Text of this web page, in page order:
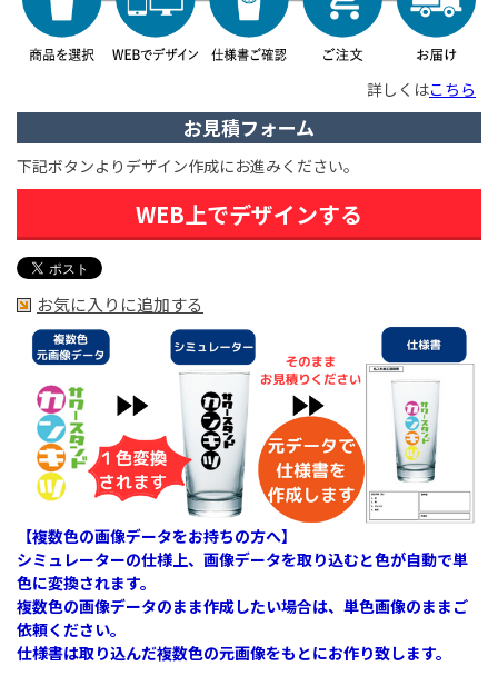
詳しくはこちら
お見積フォーム
下記ボタンよりデザイン作成にお進みください。
WEB上でデザインする
お気に入りに追加する
【複数色の画像データをお持ちの方へ】
シミュレーターの仕様上、画像データを取り込むと色が自動で単
色に変換されます。
複数色の画像データのまま作成したい場合は、単色画像のままご
依頼ください。
仕様書は取り込んだ複数色の元画像をもとにお作り致します。